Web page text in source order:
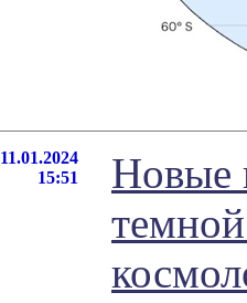
11.01.2024
15:51
Новые